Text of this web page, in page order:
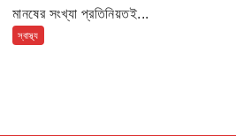
মানষের সংখ্যা প্রতিনিয়তই...
স্বাস্থ্য